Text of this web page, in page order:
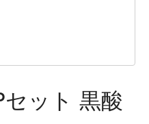
ット 黒酸